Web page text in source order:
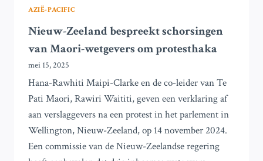
AZIË-PACIFIC
Nieuw-Zeeland bespreekt schorsingen
van Maori-wetgevers om protesthaka
mei 15, 2025
Hana-Rawhiti Maipi-Clarke en de co-leider van Te
Pati Maori, Rawiri Waititi, geven een verklaring af
aan verslaggevers na een protest in het parlement in
Wellington, Nieuw-Zeeland, op 14 november 2024.
Een commissie van de Nieuw-Zeelandse regering